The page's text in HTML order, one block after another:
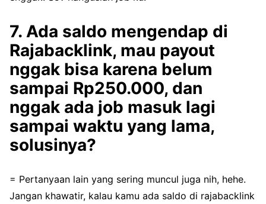
7. Ada saldo mengendap di
Rajabacklink, mau payout
nggak bisa karena belum
sampai Rp250.000, dan
nggak ada job masuk lagi
sampai waktu yang lama,
solusinya?
= Pertanyaan lain yang sering muncul juga nih, hehe.
Jangan khawatir, kalau kamu ada saldo di rajabacklink